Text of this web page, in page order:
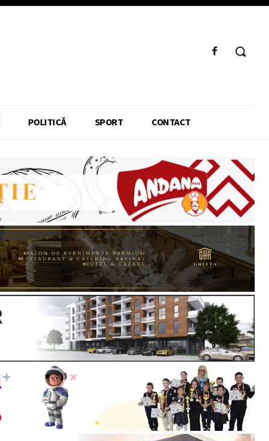
POLITICĂ SPORT CONTACT